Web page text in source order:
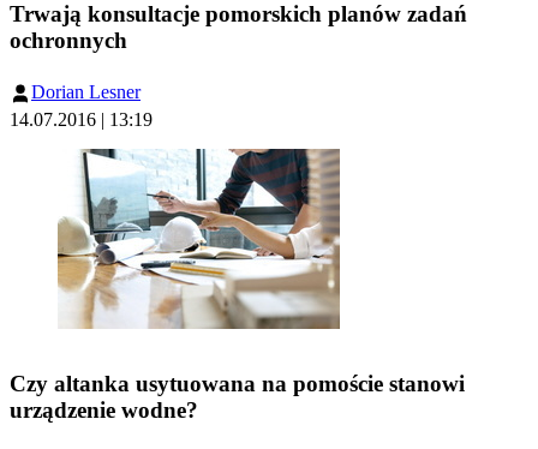
Trwają konsultacje pomorskich planów zadań
ochronnych
Dorian Lesner
14.07.2016 | 13:19
Czy altanka usytuowana na pomoście stanowi
urządzenie wodne?